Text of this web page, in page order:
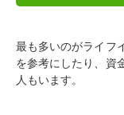
最も多いのがライフ
を参考にしたり、資
人もいます。